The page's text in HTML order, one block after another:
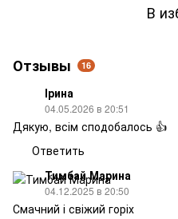
В
Отзывы 16
Ірина
04.05.2026 в 20:51
Дякую, всім сподобалось 👍
Ответить
Тимбай Марина
04.12.2025 в 20:50
Смачний і свіжий горіх